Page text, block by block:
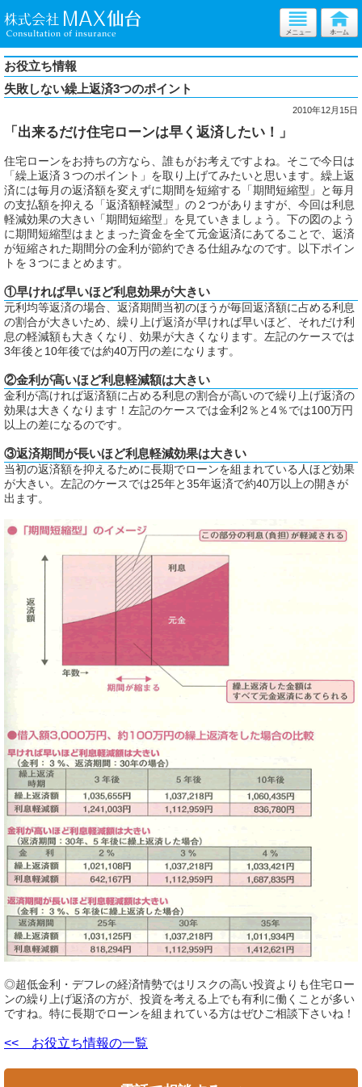
お役立ち情報
失敗しない繰上返済3つのポイント
2010年12月15日
「出来るだけ住宅ローンは早く返済したい！」
住宅ローンをお持ちの方なら、誰もがお考えですよね。そこで今日は
「繰上返済３つのポイント」を取り上げてみたいと思います。繰上返
済には毎月の返済額を変えずに期間を短縮する「期間短縮型」と毎月
の支払額を抑える「返済額軽減型」の２つがありますが、今回は利息
軽減効果の大きい「期間短縮型」を見ていきましょう。下の図のよう
に期間短縮型はまとまった資金を全て元金返済にあてることで、返済
が短縮された期間分の金利が節約できる仕組みなのです。以下ポイン
トを３つにまとめます。
①早ければ早いほど利息効果が大きい
元利均等返済の場合、返済期間当初のほうが毎回返済額に占める利息
の割合が大きいため、繰り上げ返済が早ければ早いほど、それだけ利
息の軽減額も大きくなり、効果が大きくなります。左記のケースでは
3年後と10年後では約40万円の差になります。
②金利が高いほど利息軽減額は大きい
金利が高ければ返済額に占める利息の割合が高いので繰り上げ返済の
効果は大きくなります！左記のケースでは金利2％と4％では100万円
以上の差になるのです。
③返済期間が長いほど利息軽減効果は大きい
当初の返済額を抑えるために長期でローンを組まれている人ほど効果
が大きい。左記のケースでは25年と35年返済で約40万以上の開きが
出ます。
◎超低金利・デフレの経済情勢ではリスクの高い投資よりも住宅ロー
ンの繰り上げ返済の方が、投資を考える上でも有利に働くことが多い
ですね。特に長期でローンを組まれている方はぜひご相談下さいね！
<< お役立ち情報の一覧